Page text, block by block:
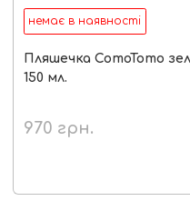
немає в наявності
Пляшечка ComoTomo
150 мл.
970 грн.